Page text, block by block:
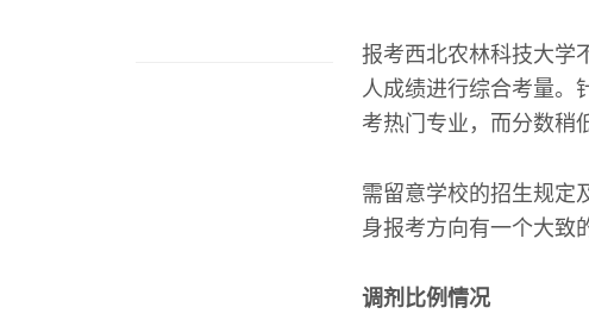
报考西北农林科技大学
人成绩进行综合考量。
考热门专业，而分数稍
需留意学校的招生规定
身报考方向有一个大致
调剂比例情况